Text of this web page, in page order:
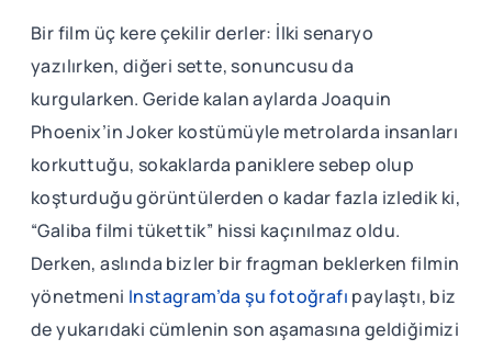
Bir film üç kere çekilir derler: İlki senaryo
yazılırken, diğeri sette, sonuncusu da
kurgularken. Geride kalan aylarda Joaquin
Phoenix’in Joker kostümüyle metrolarda insanları
korkuttuğu, sokaklarda paniklere sebep olup
koşturduğu görüntülerden o kadar fazla izledik ki,
“Galiba filmi tükettik” hissi kaçınılmaz oldu.
Derken, aslında bizler bir fragman beklerken filmin
yönetmeni Instagram’da şu fotoğrafı paylaştı, biz
de yukarıdaki cümlenin son aşamasına geldiğimizi